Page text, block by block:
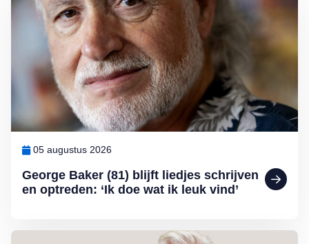
George Baker (81) blijft liedjes schrijven
en optreden: ‘Ik doe wat ik leuk vind’
05 augustus 2026
Lees meer over Column Jan Slagter: Samen staan we sterk